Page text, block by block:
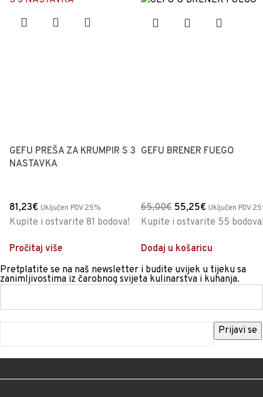
GEFU PREŠA ZA KRUMPIR S 3
NASTAVKA
81,23€ Uključen PDV 25%
Kupite i ostvarite 81 bodova!
Pročitaj više
GEFU BRENER FUEGO
65,00€ 55,25€ Uključen PDV
Kupite i ostvarite 55
Dodaj u košaricu
Pretplatite se na naš newsletter i budite uvijek u tijeku sa
zanimljivostima iz čarobnog svijeta kulinarstva i kuhanja.